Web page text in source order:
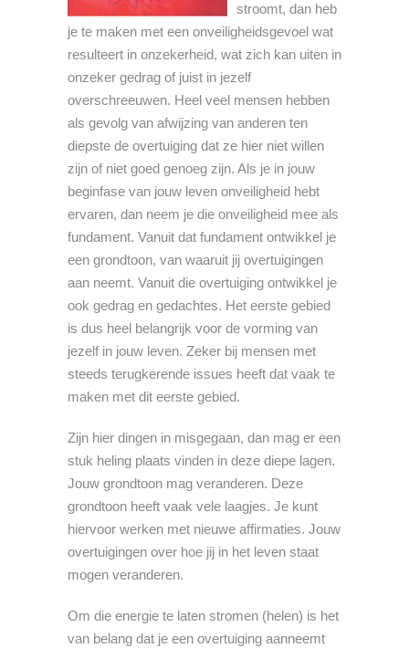
stroomt, dan heb
je te maken met een onveiligheidsgevoel wat
resulteert in onzekerheid, wat zich kan uiten in
onzeker gedrag of juist in jezelf
overschreeuwen. Heel veel mensen hebben
als gevolg van afwijzing van anderen ten
diepste de overtuiging dat ze hier niet willen
zijn of niet goed genoeg zijn. Als je in jouw
beginfase van jouw leven onveiligheid hebt
ervaren, dan neem je die onveiligheid mee als
fundament. Vanuit dat fundament ontwikkel je
een grondtoon, van waaruit jij overtuigingen
aan neemt. Vanuit die overtuiging ontwikkel je
ook gedrag en gedachtes. Het eerste gebied
is dus heel belangrijk voor de vorming van
jezelf in jouw leven. Zeker bij mensen met
steeds terugkerende issues heeft dat vaak te
maken met dit eerste gebied.
Zijn hier dingen in misgegaan, dan mag er een
stuk heling plaats vinden in deze diepe lagen.
Jouw grondtoon mag veranderen. Deze
grondtoon heeft vaak vele laagjes. Je kunt
hiervoor werken met nieuwe affirmaties. Jouw
overtuigingen over hoe jij in het leven staat
mogen veranderen.
Om die energie te laten stromen (helen) is het
van belang dat je een overtuiging aanneemt